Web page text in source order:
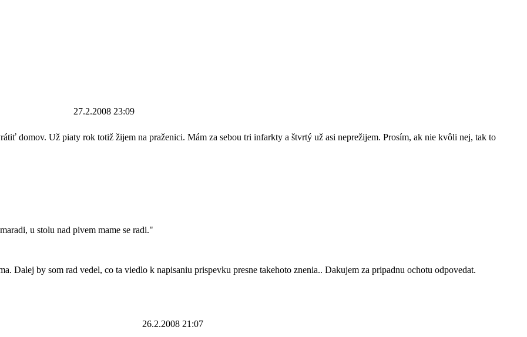
27.2.2008 23:09
domov. Už piaty rok totiž žijem na praženici. Mám za sebou tri infarkty a štvrtý už asi neprežijem. Prosím, ak nie kvôli nej, tak to
u stolu nad pivem mame se radi."
Dalej by som rad vedel, co ta viedlo k napisaniu prispevku presne takehoto znenia.. Dakujem za pripadnu ochotu odpovedat.
26.2.2008 21:07